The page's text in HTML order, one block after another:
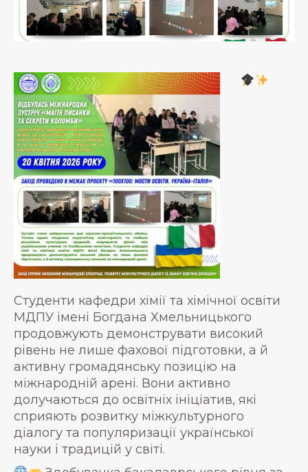
Студенти кафедри хімії та хімічної освіти
МДПУ імені Богдана Хмельницького
продовжують демонструвати високий
рівень не лише фахової підготовки, а й
активну громадянську позицію на
міжнародній арені. Вони активно
долучаються до освітніх ініціатив, які
сприяють розвитку міжкультурного
діалогу та популяризації української
науки і традицій у світі.